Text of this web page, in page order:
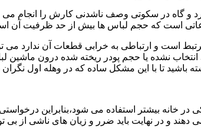
و گاه در سکوتی وصف ناشدنی کارش را انجام می
است که حجم لباس ها بیش از حد ظرفیت
است و ارتباطی به خرابی قطعات آن ندارد
نشده یا حجم پودر ریخته شده درون
باشید تا با این مشکل ساده که در وهله اول
خانه بیشتر استفاده می شود،بنابراین
و در نهایت باید ضرر و زیان های ناشی از بی